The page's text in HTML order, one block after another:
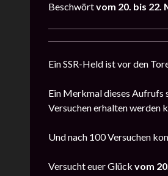
Beschwörtvom 20. bis 22.
Ein SSR-Held ist vor den
Ein Merkmal dieses Aufrufs
Versuchen erhalten werden
Und nach 100 Versuchen
Versucht euer Glück vom